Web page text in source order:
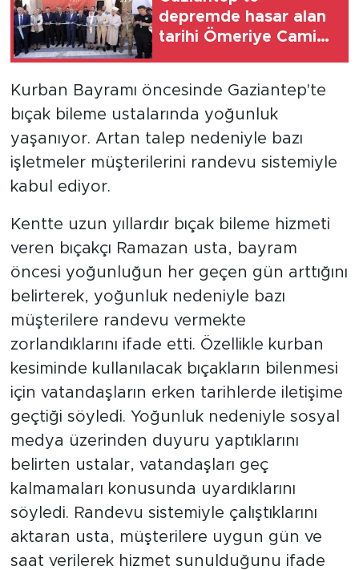
depremde hasar alan
tarihi Ömeriye Cami
Kurban Bayramı öncesinde Gaziantep'te
bıçak bileme ustalarında yoğunluk
yaşanıyor. Artan talep nedeniyle bazı
işletmeler müşterilerini randevu sistemiyle
kabul ediyor.
Kentte uzun yıllardır bıçak bileme hizmeti
veren bıçakçı Ramazan usta, bayram
öncesi yoğunluğun her geçen gün arttığını
belirterek, yoğunluk nedeniyle bazı
müşterilere randevu vermekte
zorlandıklarını ifade etti. Özellikle kurban
kesiminde kullanılacak bıçakların bilenmesi
için vatandaşların erken tarihlerde iletişime
geçtiği söyledi. Yoğunluk nedeniyle sosyal
medya üzerinden duyuru yaptıklarını
belirten ustalar, vatandaşları geç
kalmamaları konusunda uyardıklarını
söyledi. Randevu sistemiyle çalıştıklarını
aktaran usta, müşterilere uygun gün ve
saat verilerek hizmet sunulduğunu ifade